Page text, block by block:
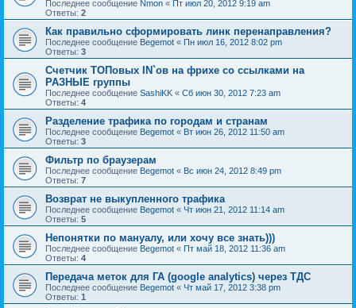
Последнее сообщение Nmon « Пт июл 20, 2012 9:19 am
Ответы: 2
Как правильно сформировать линк перенаправления?
Последнее сообщение Begemot « Пн июл 16, 2012 8:02 pm
Ответы: 3
Счетчик ТОПовых IN`ов на фрихе со ссылками на
РАЗНЫЕ группы
Последнее сообщение SashiKK « Сб июн 30, 2012 7:23 am
Ответы: 4
Разделение трафика по городам и странам
Последнее сообщение Begemot « Вт июн 26, 2012 11:50 am
Ответы: 3
Фильтр по браузерам
Последнее сообщение Begemot « Вс июн 24, 2012 8:49 pm
Ответы: 7
Возврат не выкупленного трафика
Последнее сообщение Begemot « Чт июн 21, 2012 11:14 am
Ответы: 5
Непонятки по мануалу, или хочу все знать)))
Последнее сообщение Begemot « Пт май 18, 2012 11:36 am
Ответы: 4
Передача меток для ГА (google analytics) через ТДС
Последнее сообщение Begemot « Чт май 17, 2012 3:38 pm
Ответы: 1